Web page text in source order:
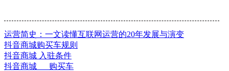
运营简史：一文读懂互联网运营的20年发展与演变
抖音商城购买车规则
抖音商城 入驻条件
抖音商城 购买车